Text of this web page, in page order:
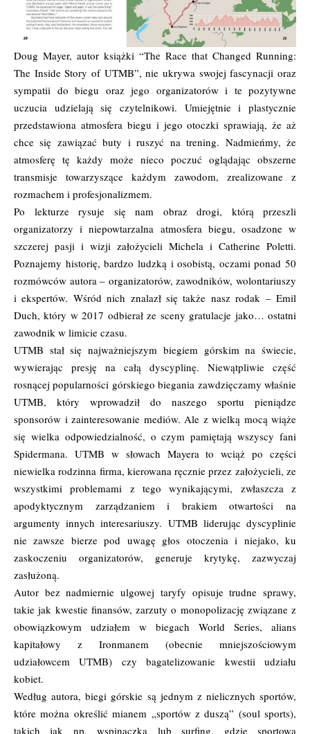
Doug Mayer, autor książki “The Race that Changed Running:
The Inside Story of UTMB”, nie ukrywa swojej fascynacji oraz
sympatii do biegu oraz jego organizatorów i te pozytywne
uczucia udzielają się czytelnikowi. Umiejętnie i plastycznie
przedstawiona atmosfera biegu i jego otoczki sprawiają, że aż
chce się zawiązać buty i ruszyć na trening. Nadmieńmy, że
atmosferę tę każdy może nieco poczuć oglądając obszerne
transmisje towarzyszące każdym zawodom, zrealizowane z
rozmachem i profesjonalizmem.
Po lekturze rysuje się nam obraz drogi, którą przeszli
organizatorzy i niepowtarzalna atmosfera biegu, osadzone w
szczerej pasji i wizji założycieli Michela i Catherine Poletti.
Poznajemy historię, bardzo ludzką i osobistą, oczami ponad 50
rozmówców autora – organizatorów, zawodników, wolontariuszy
i ekspertów. Wśród nich znalazł się także nasz rodak – Emil
Duch, który w 2017 odbierał ze sceny gratulacje jako… ostatni
zawodnik w limicie czasu.
UTMB stał się najważniejszym biegiem górskim na świecie,
wywierając presję na całą dyscyplinę. Niewątpliwie część
rosnącej popularności górskiego biegania zawdzięczamy właśnie
UTMB, który wprowadził do naszego sportu pieniądze
sponsorów i zainteresowanie mediów. Ale z wielką mocą wiąże
się wielka odpowiedzialność, o czym pamiętają wszyscy fani
Spidermana. UTMB w słowach Mayera to wciąż po części
niewielka rodzinna firma, kierowana ręcznie przez założycieli, ze
wszystkimi problemami z tego wynikającymi, zwłaszcza z
apodyktycznym zarządzaniem i brakiem otwartości na
argumenty innych interesariuszy. UTMB liderując dyscyplinie
nie zawsze bierze pod uwagę głos otoczenia i niejako, ku
zaskoczeniu organizatorów, generuje krytykę, zazwyczaj
zasłużoną.
Autor bez nadmiernie ulgowej taryfy opisuje trudne sprawy,
takie jak kwestie finansów, zarzuty o monopolizację związane z
obowiązkowym udziałem w biegach World Series, alians
kapitałowy z Ironmanem (obecnie mniejszościowym
udziałowcem UTMB) czy bagatelizowanie kwestii udziału
kobiet.
Według autora, biegi górskie są jednym z nielicznych sportów,
które można określić mianem „sportów z duszą” (soul sports),
takich jak np. wspinaczka lub surfing, gdzie sportowa